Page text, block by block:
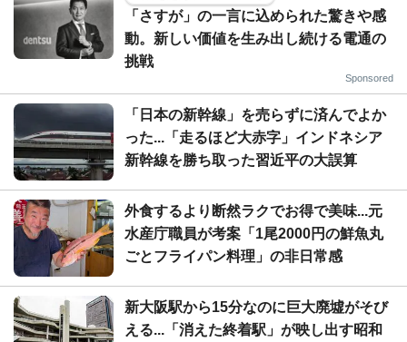
「さすが」の一言に込められた驚きや感
動。新しい価値を生み出し続ける電通の
挑戦
Sponsored
「日本の新幹線」を売らずに済んでよか
った...「走るほど大赤字」インドネシア
新幹線を勝ち取った習近平の大誤算
外食するより断然ラクでお得で美味...元
水産庁職員が考案「1尾2000円の鮮魚丸
ごとフライパン料理」の非日常感
新大阪駅から15分なのに巨大廃墟がそび
える...「消えた終着駅」が映し出す昭和